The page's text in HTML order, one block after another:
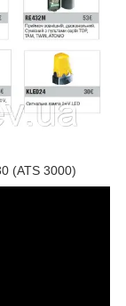
(ATS 3000)